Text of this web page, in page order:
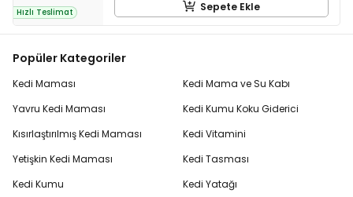
Hızlı Teslimat Sepete Ekle
Popüler Kategoriler
Kedi Maması
Yavru Kedi Maması
Kısırlaştırılmış Kedi Maması
Yetişkin Kedi Maması
Kedi Kumu
Kedi Mama ve Su Kabı
Kedi Kumu Koku Giderici
Kedi Vitamini
Kedi Tasması
Kedi Yatağı